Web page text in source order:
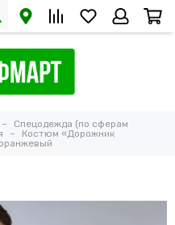
Спецодежда (по сферам
Костюм «Дорожник